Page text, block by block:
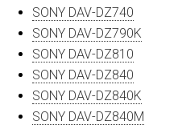
SONY DAV-DZ740
SONY DAV-DZ790K
SONY DAV-DZ810
SONY DAV-DZ840
SONY DAV-DZ840K
SONY DAV-DZ840M